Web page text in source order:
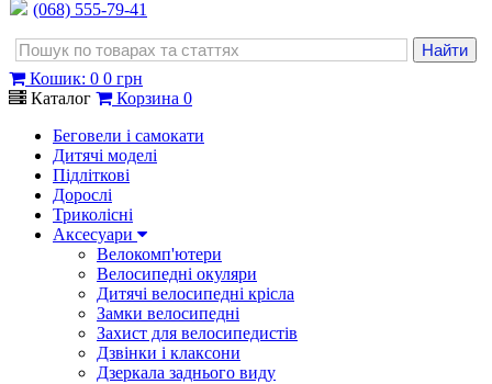
(068) 555-79-41
Кошик: 0 0 грн
Каталог
Корзина 0
Беговели і самокати
Дитячі моделі
Підліткові
Дорослі
Триколісні
Аксесуари
Велокомп'ютери
Велосипедні окуляри
Дитячі велосипедні крісла
Замки велосипедні
Захист для велосипедистів
Дзвінки і клаксони
Дзеркала заднього виду